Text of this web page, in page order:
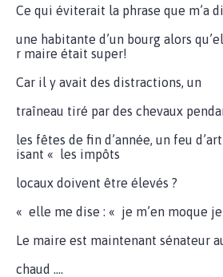
Ce qui éviterait la phrase que m’a
une habitante d’un bourg alors
r maire était super!
Car il y avait des distractions, un
traîneau tiré par des chevaux
les fêtes de fin d’année, un feu
isant « les impôts
locaux doivent être élevés ?
« elle me dise : « je m’en moque je
Le maire est maintenant sénateur
chaud ….